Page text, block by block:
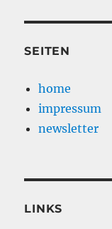
SEITEN
home
impressum
newsletter
LINKS